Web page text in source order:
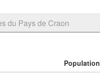
du Pays de Craon
Population